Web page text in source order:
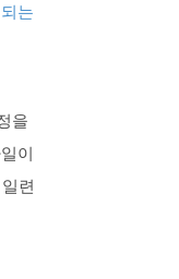
는
을
이
련